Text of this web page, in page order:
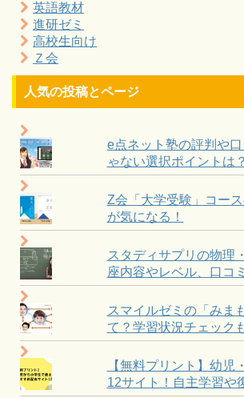
英語教材
進研ゼミ
高校生向け
Ｚ会
人気の投稿とページ
e点ネット塾の評判や
ゃない選択ポイントは？
Z会「大学受験」コー
が気になる！
スタディサプリの物理
座内容やレベル、口コ
スマイルゼミの「みま
て？学習状況チェック
【無料プリント】幼児
12サイト！自主学習や